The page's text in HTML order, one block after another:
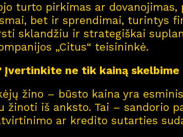
turto pirkimas ar
bet ir sprendimai, turintys
sklandžiu ir strategiškai
„Citus“ teisininkė.
Įvertinkite ne tik kainą skelbime
žino – būsto kaina yra
žinoti iš anksto. Tai – sandorio
ar kredito sutarties